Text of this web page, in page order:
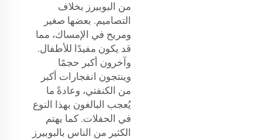
من البوبيرز بخلاف
التصاميم. بعضها صغير
ومريح في الإمساك، مما
قد يكون مفيدًا للأطفال.
وآخرون أكبر حجمًا
وينتجون انفجارات أكبر
من الكنفتي، وعادةً ما
يُعجب البالغون بهذا النوع
في الحفلات. كما يهتم
الكثير من الناس بالبوبيرز